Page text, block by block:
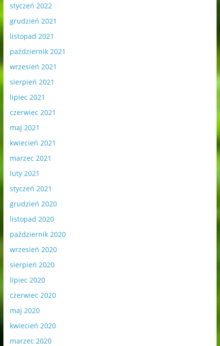
styczeń 2022
grudzień 2021
listopad 2021
październik 2021
wrzesień 2021
sierpień 2021
lipiec 2021
czerwiec 2021
maj 2021
kwiecień 2021
marzec 2021
luty 2021
styczeń 2021
grudzień 2020
listopad 2020
październik 2020
wrzesień 2020
sierpień 2020
lipiec 2020
czerwiec 2020
maj 2020
kwiecień 2020
marzec 2020